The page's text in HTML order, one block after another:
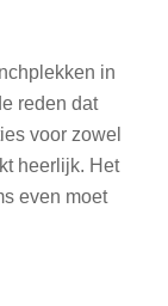
in
reden dat
voor zowel
heerlijk. Het
even moet